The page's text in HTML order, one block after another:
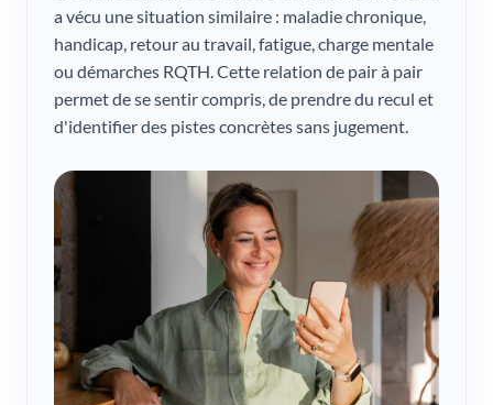
a vécu une situation similaire : maladie chronique,
handicap, retour au travail, fatigue, charge mentale
ou démarches RQTH. Cette relation de pair à pair
permet de se sentir compris, de prendre du recul et
d'identifier des pistes concrètes sans jugement.